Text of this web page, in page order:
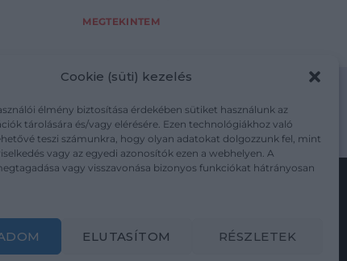
Cookie (süti) kezelés
élmény biztosítása érdekében sütiket használunk az
tárolására és/vagy elérésére. Ezen technológiákhoz való
teszi számunkra, hogy olyan adatokat dolgozzunk fel, mint
vagy az egyedi azonosítók ezen a webhelyen. A
vagy visszavonása bizonyos funkciókat hátrányosan
ELUTASÍTOM RÉSZLETEK
MEGTEKINTEM
tajekoztato/